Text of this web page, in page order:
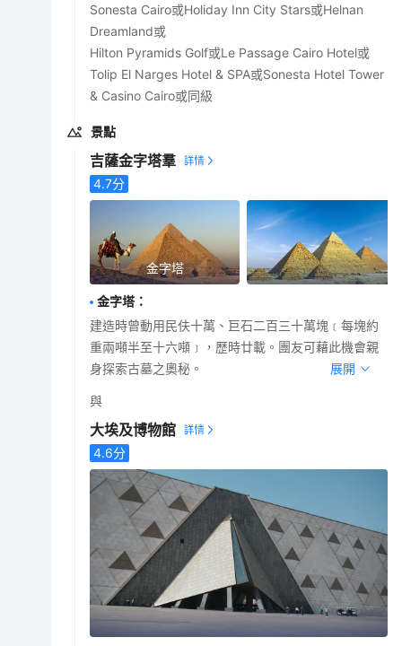
Sonesta Cairo或Holiday Inn City Stars或Helnan
Dreamland或
Hilton Pyramids Golf或Le Passage Cairo Hotel或
Tolip El Narges Hotel & SPA或Sonesta Hotel Tower
& Casino Cairo或同級
景點
吉薩金字塔羣
4.7分
金字塔
金字塔 ：
建造時曾動用民伕十萬、巨石二百三十萬塊﹝每塊約
重兩噸半至十六噸﹞，歷時廿載。團友可藉此機會親
身探索古墓之奧秘。
展開
與
大埃及博物館
4.6分